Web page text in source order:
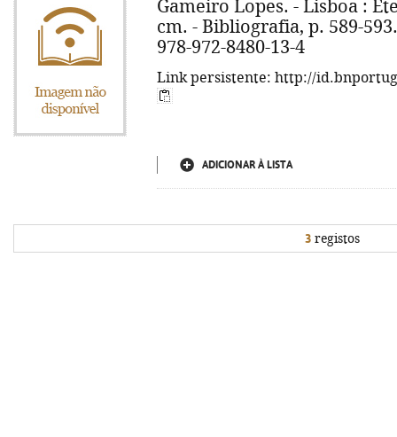
Gameiro Lopes. - Lisboa :
cm. - Bibliografia, p. 589-
978-972-8480-13-4
Link persistente: http://
ADICIONAR À LISTA
3 registos